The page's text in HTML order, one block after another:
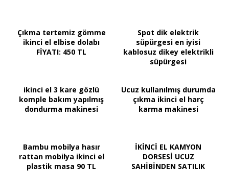
Çıkma tertemiz gömme
ikinci el elbise dolabı
FİYATI: 450 TL
Spot dik elektrik
süpürgesi en iyisi
kablosuz dikey elektrikli
süpürgesi
ikinci el 3 kare gözlü
komple bakım yapılmış
dondurma makinesi
Ucuz kullanılmış durumda
çıkma ikinci el harç
karma makinesi
Bambu mobilya hasır
rattan mobilya ikinci el
plastik masa 90 TL
İKİNCİ EL KAMYON
DORSESİ UCUZ
SAHİBİNDEN SATILIK